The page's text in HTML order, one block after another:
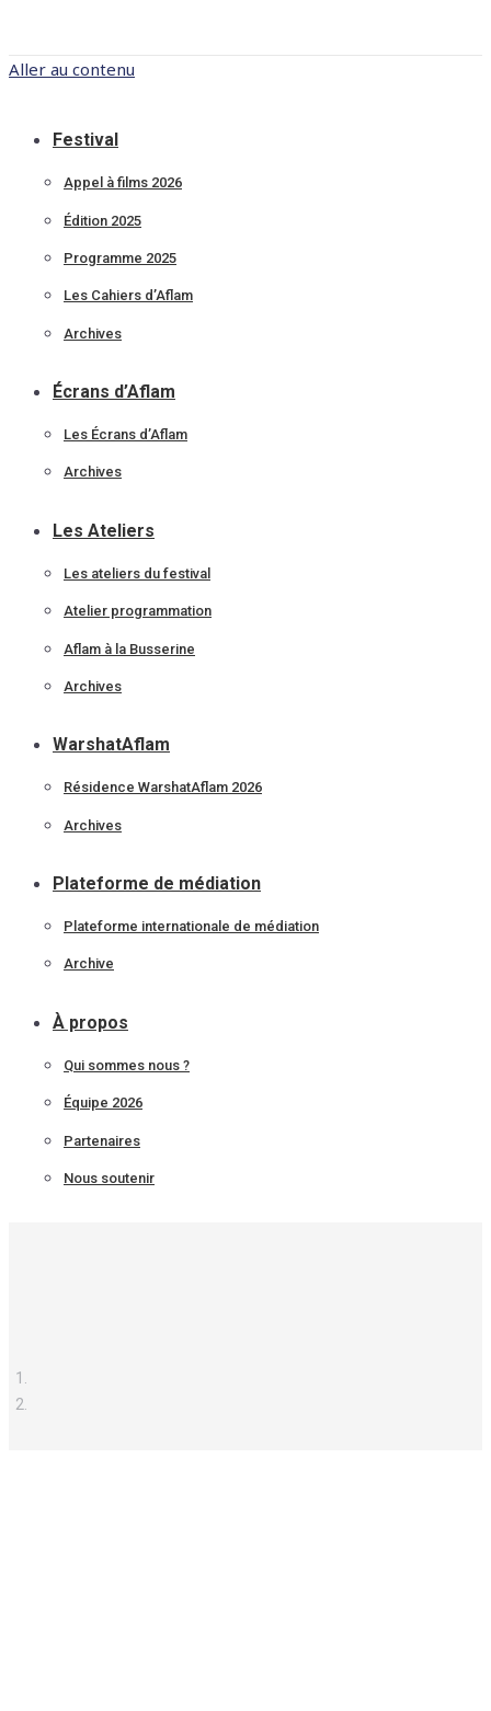
Aller au contenu
Festival
Appel à films 2026
Édition 2025
Programme 2025
Les Cahiers d’Aflam
Archives
Écrans d’Aflam
Les Écrans d’Aflam
Archives
Les Ateliers
Les ateliers du festival
Atelier programmation
Aflam à la Busserine
Archives
WarshatAflam
Résidence WarshatAflam 2026
Archives
Plateforme de médiation
Plateforme internationale de médiation
Archive
À propos
Qui sommes nous ?
Équipe 2026
Partenaires
Nous soutenir